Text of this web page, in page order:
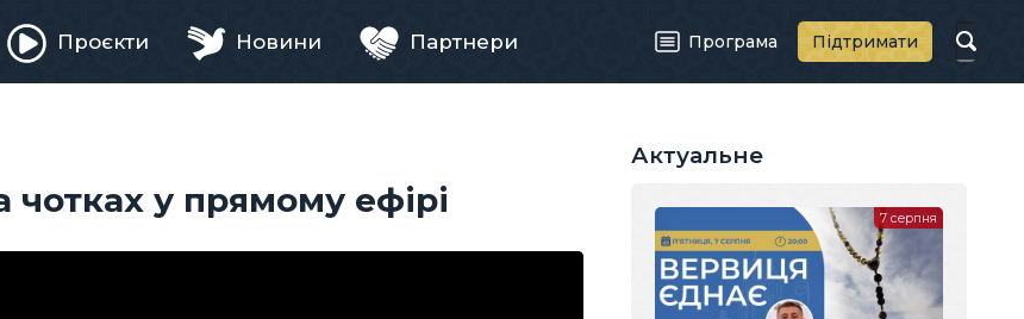
Проєкти Новини Партнери Програма Підтримати
у прямому ефірі
Актуальне
7 серпня